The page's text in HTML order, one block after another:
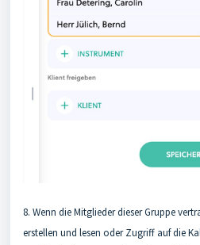
8. Wenn die Mitglieder dieser Gruppe
erstellen und lesen oder Zugriff auf die